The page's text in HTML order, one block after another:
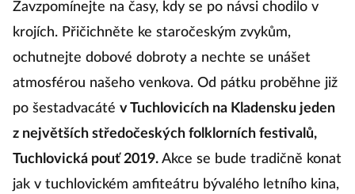
Zavzpomínejte na časy, kdy se po návsi chodilo v
krojích. Přičichněte ke staročeským zvykům,
ochutnejte dobové dobroty a nechte se unášet
atmosférou našeho venkova. Od pátku proběhne již
po šestadvacáté v Tuchlovicích na Kladensku jeden
z největších středočeských folklorních festivalů,
Tuchlovická pouť 2019. Akce se bude tradičně konat
jak v tuchlovickém amfiteátru bývalého letního kina,